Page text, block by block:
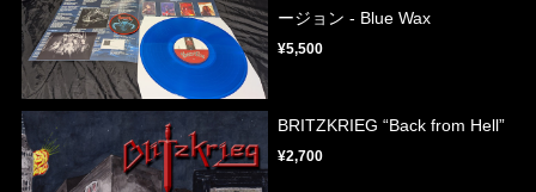
ージョン - Blue Wax
¥5,500
BRITZKRIEG “Back from Hell”
¥2,700